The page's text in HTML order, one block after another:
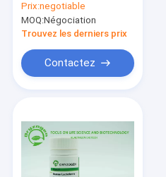
Produits
Au sujet de nous
recombinaison
Prix:negotiable
MOQ:Négociation
Trouvez les derniers prix
Contactez